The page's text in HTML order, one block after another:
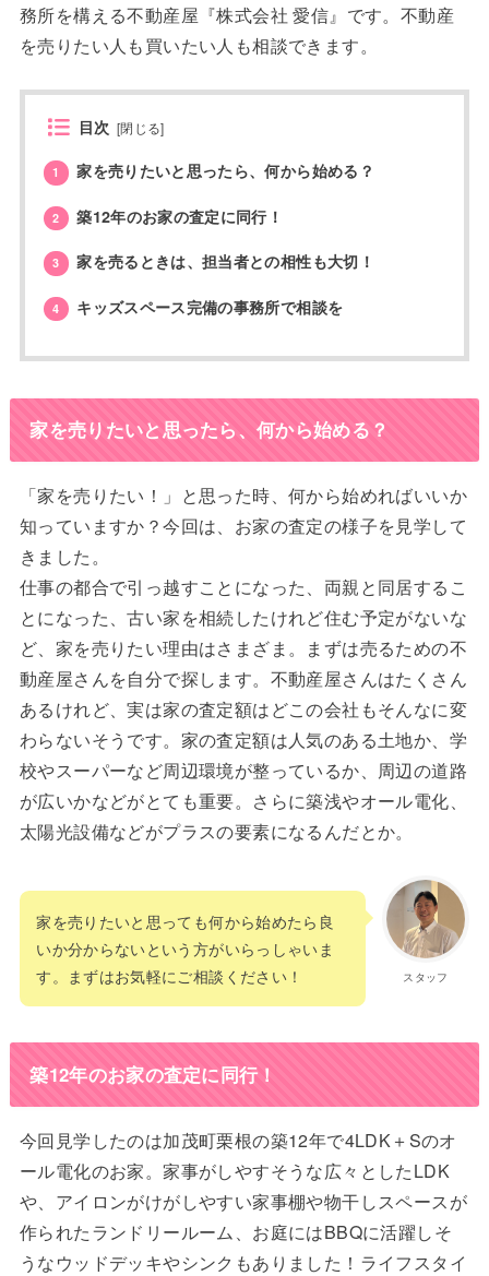
務所を構える不動産屋『株式会社 愛信』です。不動産
を売りたい人も買いたい人も相談できます。
目次 [閉じる]
1 家を売りたいと思ったら、何から始める？
2 築12年のお家の査定に同行！
3 家を売るときは、担当者との相性も大切！
4 キッズスペース完備の事務所で相談を
家を売りたいと思ったら、何から始める？
「家を売りたい！」と思った時、何から始めればいいか
知っていますか？今回は、お家の査定の様子を見学して
きました。
仕事の都合で引っ越すことになった、両親と同居するこ
とになった、古い家を相続したけれど住む予定がないな
ど、家を売りたい理由はさまざま。まずは売るための不
動産屋さんを自分で探します。不動産屋さんはたくさん
あるけれど、実は家の査定額はどこの会社もそんなに変
わらないそうです。家の査定額は人気のある土地か、学
校やスーパーなど周辺環境が整っているか、周辺の道路
が広いかなどがとても重要。さらに築浅やオール電化、
太陽光設備などがプラスの要素になるんだとか。
スタッフ
家を売りたいと思っても何から始めたら良
いか分からないという方がいらっしゃいま
す。まずはお気軽にご相談ください！
築12年のお家の査定に同行！
今回見学したのは加茂町栗根の築12年で4LDK＋Sのオ
ール電化のお家。家事がしやすそうな広々としたLDK
や、アイロンがけがしやすい家事棚や物干しスペースが
作られたランドリールーム、お庭にはBBQに活躍しそ
うなウッドデッキやシンクもありました！ライフスタイ